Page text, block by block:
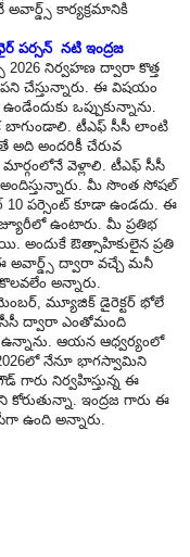
అవార్డ్స్ కార్యక్రమానికి
పర్సన్ నటి ఇంద్రజ
2026 నిర్వహణ ద్వారా కొత్త
పని చేస్తున్నారు. ఈ విషయం
ఒప్పుకున్నాను.
బాగుండాలి. టీఎఫ్ సీసీ లాంటి
అది అందరికీ చేరువ
మార్గంలోనే వెళ్లాలి. టీఎఫ్ సీసీ
మీ సొంత సోషల్
పర్సెంట్ కూడా ఉండదు. ఈ
ఉంటారు. మీ ప్రతిభ
అందుకే ఔత్సాహికులైన ప్రతి
అవార్డ్స్ ద్వారా వచ్చే మనీ
అన్నారు.
మ్యూజిక్ డైరెక్టర్ భోలే
సీసీ ద్వారా ఎంతోమంది
ఉన్నాను. ఆయన ఆధ్వర్యంలో
2026లో నేనూ భాగస్వామిని
గారు నిర్వహిస్తున్న ఈ
కోరుతున్నా. ఇంద్రజ గారు ఈ
ఉంది అన్నారు.